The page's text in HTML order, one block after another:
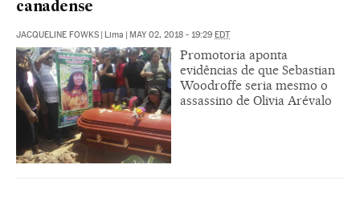
canadense
JACQUELINE FOWKS | Lima | MAY 02, 2018 - 19:29 EDT
Promotoria aponta
evidências de que Sebastian
Woodroffe seria mesmo o
assassino de Olivia Arévalo